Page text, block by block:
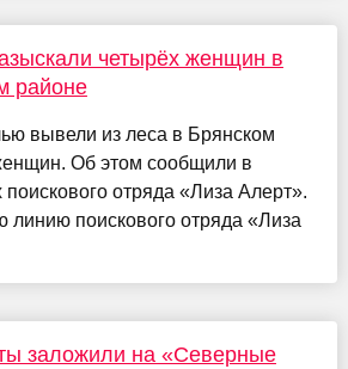
четырёх женщин в
районе
вывели из леса в Брянском
Об этом сообщили в
поискового отряда «Лиза Алерт».
линию поискового отряда «Лиза
заложили на «Северные